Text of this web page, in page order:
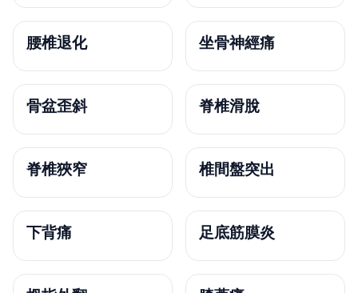
腰椎退化 坐骨神經痛
骨盆歪斜 脊椎滑脫
脊椎狹窄 椎間盤突出
下背痛 足底筋膜炎